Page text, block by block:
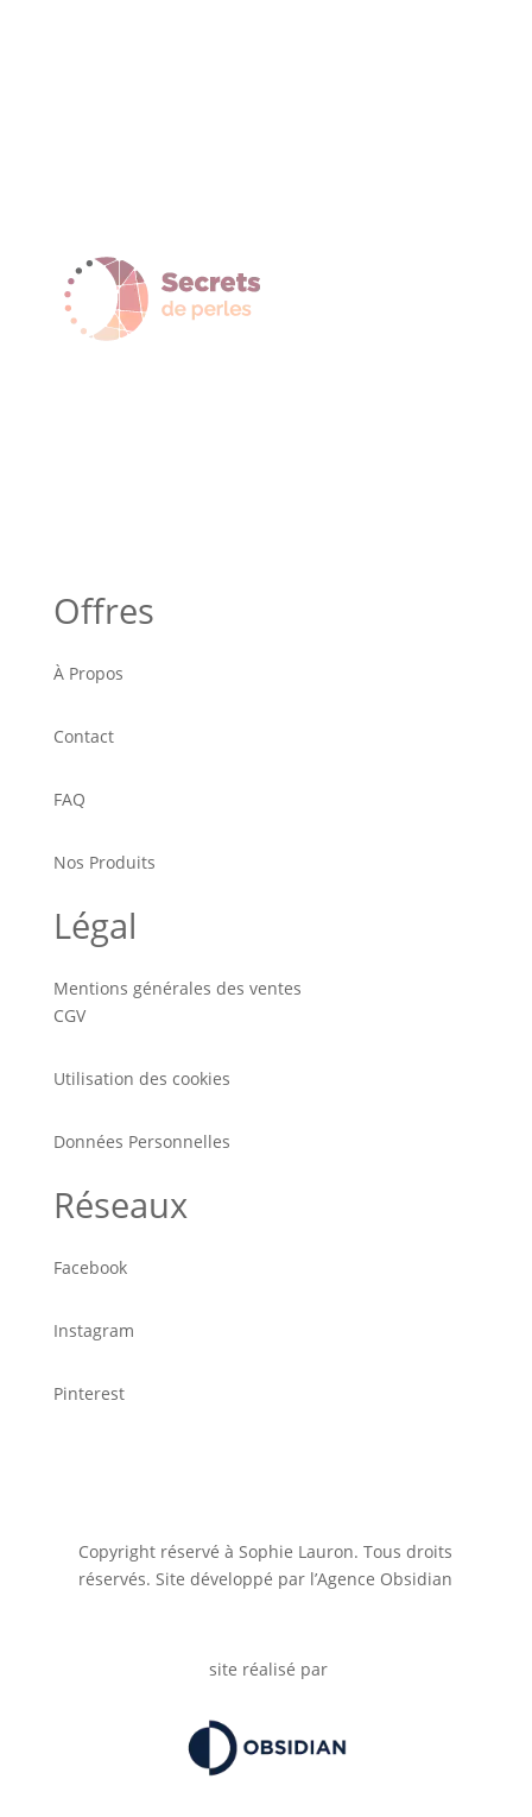
Offres
À Propos
Contact
FAQ
Nos Produits
Légal
Mentions générales des ventes
CGV
Utilisation des cookies
Données Personnelles
Réseaux
Facebook
Instagram
Pinterest
Copyright réservé à Sophie Lauron. Tous droits
réservés. Site développé par l’Agence Obsidian
site réalisé par